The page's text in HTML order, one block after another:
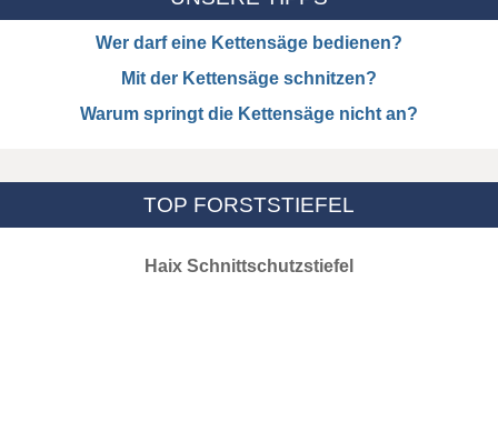
Wer darf eine Kettensäge bedienen?
Mit der Kettensäge schnitzen?
Warum springt die Kettensäge nicht an?
TOP FORSTSTIEFEL
Haix Schnittschutzstiefel